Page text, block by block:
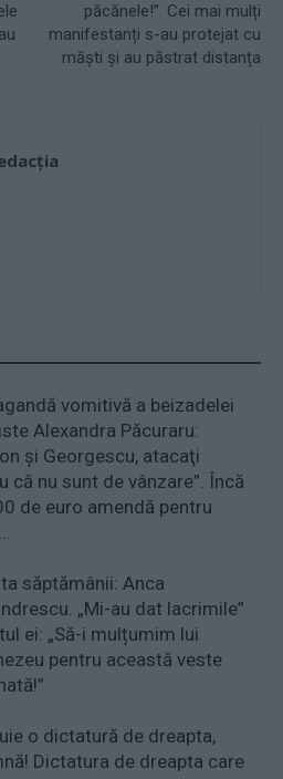
păcănele!”. Cei mai mulți
manifestanți s-au protejat cu
măști și au păstrat distanța
vomitivă a beizadelei
Alexandra Păcuraru:
şi Georgescu, atacaţi
că nu sunt de vânzare”. Încă
de euro amendă pentru
săptămânii: Anca
„Mi-au dat lacrimile”
ei: „Să-i mulțumim lui
pentru această veste
o dictatură de dreapta,
Dictatura de dreapta care